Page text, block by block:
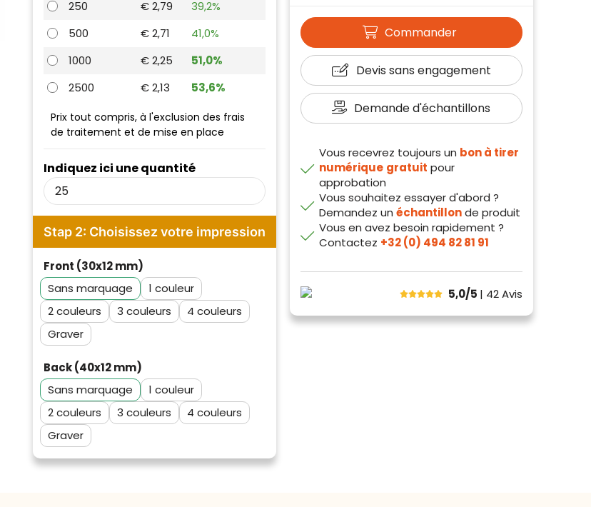
250
€ 2,79
39,2%
500
€ 2,71
41,0%
1000
€ 2,25
51,0%
2500
€ 2,13 53,6%
Indiquez ici une quantité
Prix tout compris, à l'exclusion des frais
de traitement et de mise en place
Stap 2: Choisissez votre impression
Front (30x12 mm)
Sans marquage
1
2
3
4
Graver
Back (40x12 mm)
Sans marquage
1
2
3
4
Graver
Commander
Devis sans engagement
Demande d'échantillons
Vous recevrez toujours un bon à tirer
numérique gratuit pour
approbation
Vous souhaitez essayer d'abord ?
Demandez un échantillonde produit
Vous en avez besoin rapidement ?
Contactez +32 (0) 494 82 81 91
5,0/5 | 42Avis
Klantenbeoordelingen laten zien
hoe een website in het
algemeen aan de behoeften
van klanten voldoet.